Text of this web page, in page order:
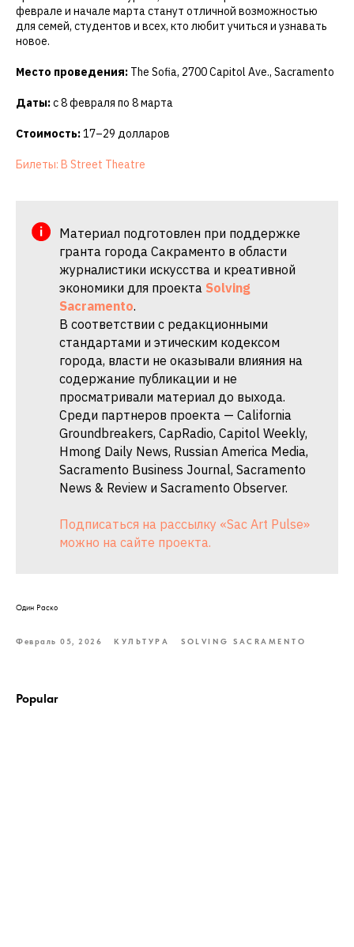
феврале и начале марта станут отличной возможностью
для семей, студентов и всех, кто любит учиться и узнавать
новое.
Место проведения: The Sofia, 2700 Capitol Ave., Sacramento
Даты:с 8 февраля по 8 марта
Стоимость:17–29 долларов
Билеты: B Street Theatre
Материал подготовлен при поддержке
гранта города Сакраменто в области
журналистики искусства и креативной
экономики для проекта Solving
Sacramento.
В соответствии с редакционными
стандартами и этическим кодексом
города, власти не оказывали влияния на
содержание публикации и не
просматривали материал до выхода.
Среди партнеров проекта — California
Groundbreakers, CapRadio, Capitol Weekly,
Hmong Daily News, Russian America Media,
Sacramento Business Journal, Sacramento
News & Review и Sacramento Observer.
Подписаться на рассылку «Sac Art Pulse»
можно на сайте проекта.
Один Раско
Февраль 05, 2026 КУЛЬТУРА SOLVING SACRAMENTO
Popular